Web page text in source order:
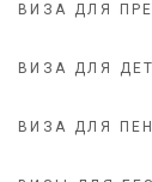
ВИЗА ДЛЯ
ВИЗА ДЛЯ
ВИЗА ДЛЯ